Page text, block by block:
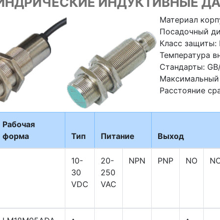
Материал
Посадочный
Класс защиты:
Температура
Стандарты:
Расстояние
Рабочая
форма
Тип Питание Выход
10-
30
VDC
20-
250
VAC
NPN PNP NO